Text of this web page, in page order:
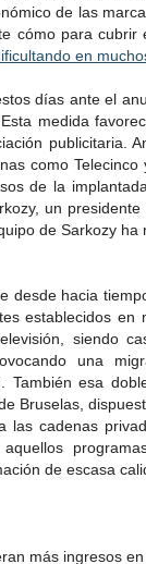
de las
cómo para
en
días ante el
medida
publicitaria.
como
de la
un
de Sarkozy ha
desde hacia
establecidos en
siendo
una
También esa
Bruselas,
cadenas
de escasa
más ingresos